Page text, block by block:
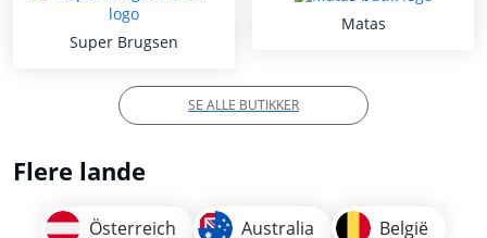
Super Brugsen
Matas
SE ALLE BUTIKKER
Flere lande
Österreich Australia
België